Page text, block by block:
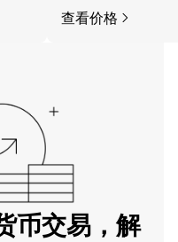
查看价格
币交易，解